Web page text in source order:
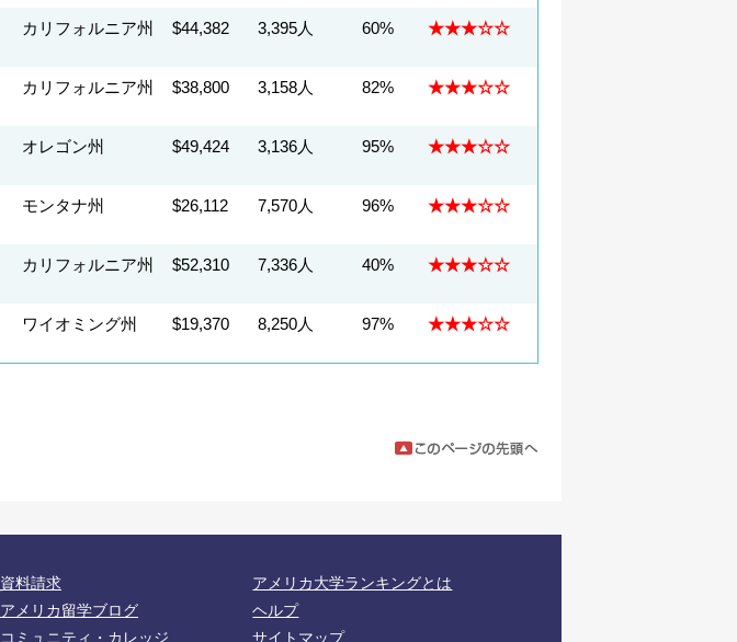
カリフォルニア州 ★★★☆☆
$44,382 3,395人 60%
カリフォルニア州 ★★★☆☆
$38,800 3,158人 82%
オレゴン州 ★★★☆☆
$49,424 3,136人 95%
モンタナ州 ★★★☆☆
$26,112 7,570人 96%
カリフォルニア州 ★★★☆☆
$52,310 7,336人 40%
ワイオミング州 ★★★☆☆
$19,370 8,250人 97%
資料請求
アメリカ留学ブログ
コミュニティ・カレッジ
アメリカ大学ランキングとは
ヘルプ
サイトマップ